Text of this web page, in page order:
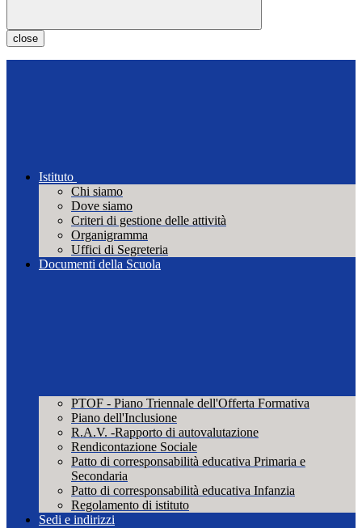
close
Istituto
Chi siamo
Dove siamo
Criteri di gestione delle attività
Organigramma
Uffici di Segreteria
Documenti della Scuola
PTOF - Piano Triennale dell'Offerta Formativa
Piano dell'Inclusione
R.A.V. -Rapporto di autovalutazione
Rendicontazione Sociale
Patto di corresponsabilità educativa Primaria e
Secondaria
Patto di corresponsabilità educativa Infanzia
Regolamento di istituto
Sedi e indirizzi